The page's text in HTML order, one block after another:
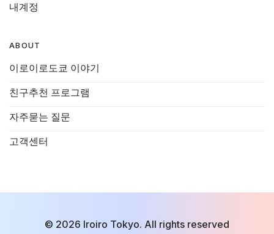
내계정
ABOUT
이로이로도쿄 이야기
친구추천 프로그램
자주묻는 질문
고객센터
© 2026 Iroiro Tokyo. All rights reserved